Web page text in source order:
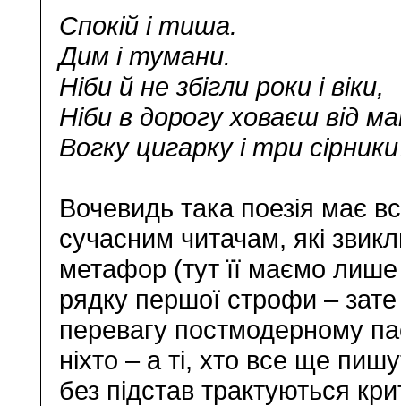
Спокій і тиша.
Дим і тумани.
Ніби й не збігли роки і віки,
Ніби в дорогу ховаєш від
Вогку цигарку і три
Вочевидь така поезія має
сучасним читачам, які
метафор (тут її маємо
рядку першої строфи – зате
перевагу постмодерному
ніхто – а ті, хто все ще
без підстав трактуються